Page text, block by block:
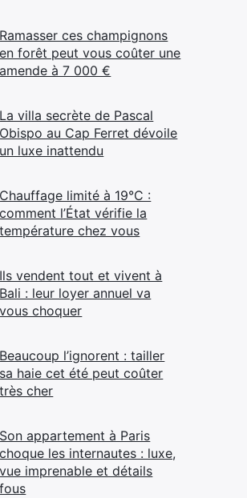
Ramasser ces champignons
en forêt peut vous coûter une
amende à 7 000 €
La villa secrète de Pascal
Obispo au Cap Ferret dévoile
un luxe inattendu
Chauffage limité à 19°C :
comment l’État vérifie la
température chez vous
Ils vendent tout et vivent à
Bali : leur loyer annuel va
vous choquer
Beaucoup l’ignorent : tailler
sa haie cet été peut coûter
très cher
Son appartement à Paris
choque les internautes : luxe,
vue imprenable et détails
fous